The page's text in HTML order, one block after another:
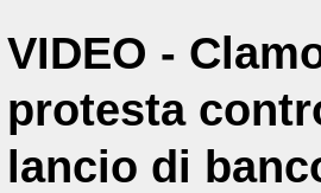
VIDEO -
protesta
lancio di